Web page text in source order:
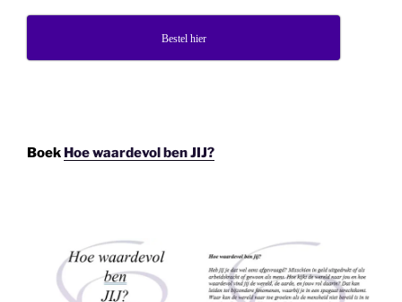
Bestel hier
Boek Hoe waardevol ben JIJ?